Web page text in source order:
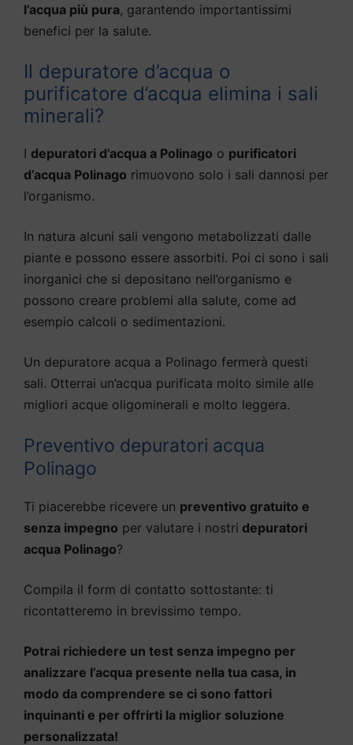
l’acqua più pura, garantendo importantissimi
benefici per la salute.
Il depuratore d’acqua o
purificatore d’acqua elimina i sali
minerali?
I depuratori d’acqua a Polinago o purificatori
d’acqua Polinago rimuovono solo i sali dannosi per
l’organismo.
In natura alcuni sali vengono metabolizzati dalle
piante e possono essere assorbiti. Poi ci sono i sali
inorganici che si depositano nell’organismo e
possono creare problemi alla salute, come ad
esempio calcoli o sedimentazioni.
Un depuratore acqua a Polinago fermerà questi
sali. Otterrai un’acqua purificata molto simile alle
migliori acque oligominerali e molto leggera.
Preventivo depuratori acqua
Polinago
Ti piacerebbe ricevere un preventivo gratuito e
senza impegno per valutare i nostri depuratori
acqua Polinago?
Compila il form di contatto sottostante: ti
ricontatteremo in brevissimo tempo.
Potrai richiedere un test senza impegno per
analizzare l’acqua presente nella tua casa, in
modo da comprendere se ci sono fattori
inquinanti e per offrirti la miglior soluzione
personalizzata!